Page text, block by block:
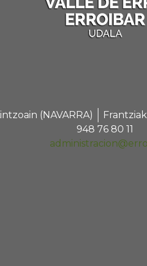
(NAVARRA)
948 76 80 11